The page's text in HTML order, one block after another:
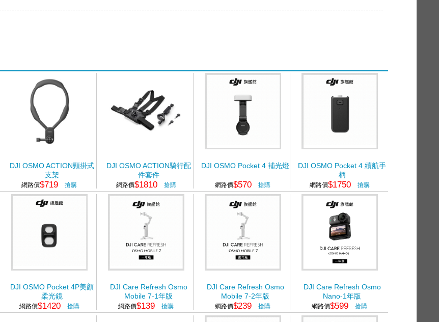
DJI OSMO ACTION頸掛式
支架
網路價$719 搶購
DJI OSMO ACTION騎行配
件套件
網路價$1810 搶購
DJI OSMO Pocket 4 補光燈
網路價$570 搶購
DJI OSMO Pocket 4 續航手
柄
網路價$1750 搶購
DJI OSMO Pocket 4P美顏
柔光鏡
網路價$1420 搶購
DJI Care Refresh Osmo
Mobile 7-1年版
網路價$139 搶購
DJI Care Refresh Osmo
Mobile 7-2年版
網路價$239 搶購
DJI Care Refresh Osmo
Nano-1年版
網路價$599 搶購